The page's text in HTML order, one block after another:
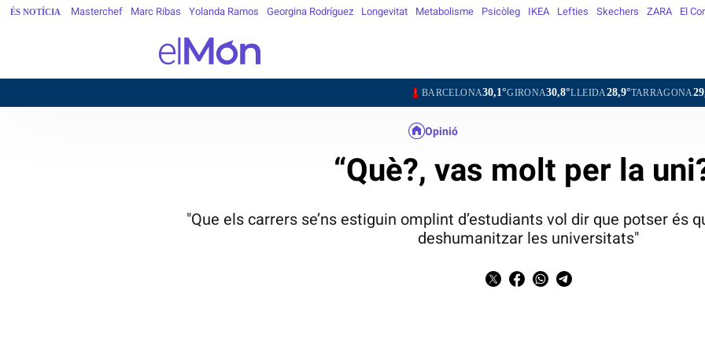
ÉS NOTÍCIA Masterchef Marc Ribas Yolanda Ramos Georgina Rodríguez Longevitat Metabolisme Psicòleg IKEA Lefties Skechers ZARA El
BARCELONA30,1°GIRONA30,8°LLEIDA28,9°TARRAGONA29,5°
Opinió
“Què?, vas molt per la
"Que els carrers se’ns estiguin omplint d’estudiants vol dir que potser és
deshumanitzar les universitats"